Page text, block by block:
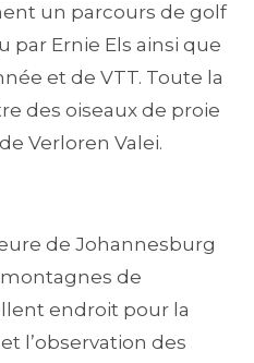
un parcours de golf
Ernie Els ainsi que
et de VTT. Toute la
des oiseaux de proie
Verloren Valei.
de Johannesburg
de
endroit pour la
l’observation des